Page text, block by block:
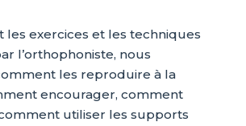
les exercices et les techniques
l’orthophoniste, nous
les reproduire à la
encourager, comment
utiliser les supports